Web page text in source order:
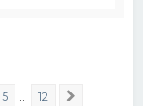
5 … 12